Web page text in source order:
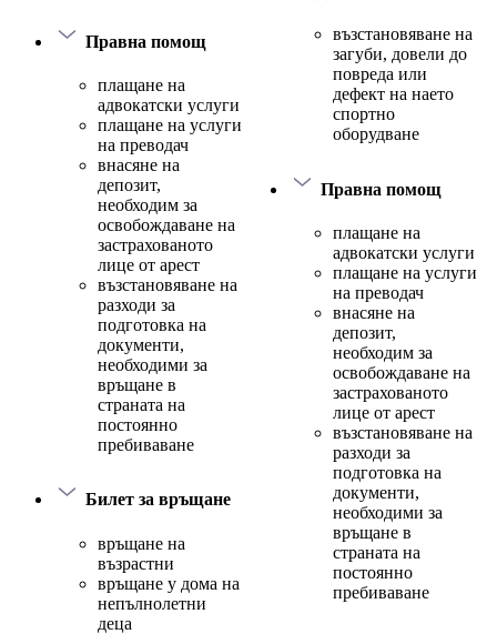
Правна помощ
плащане на
адвокатски услуги
плащане на услуги
на преводач
внасяне на
депозит,
необходим за
освобождаване на
застрахованото
лице от арест
възстановяване на
разходи за
подготовка на
документи,
необходими за
връщане в
страната на
постоянно
пребиваване
Билет за връщане
връщане на
възрастни
връщане у дома на
непълнолетни
деца
възстановяване на
загуби, довели до
повреда или
дефект на наето
спортно
оборудване
Правна помощ
плащане на
адвокатски услуги
плащане на услуги
на преводач
внасяне на
депозит,
необходим за
освобождаване на
застрахованото
лице от арест
възстановяване на
разходи за
подготовка на
документи,
необходими за
връщане в
страната на
постоянно
пребиваване